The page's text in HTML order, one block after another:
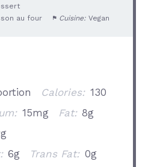
au four Cuisine: Vegan
Calories: 130
15mg Fat: 8g
6g Trans Fat: 0g